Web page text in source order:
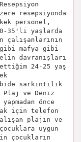
resepsiyonda
personel,
35'li yaşlarda
çalışanlarının
mafya gibi
davranışları
24-25 yaş
sarkıntılık
Plaj ve Deniz
önce
için telefon
plajın ve
uygun
çocukların